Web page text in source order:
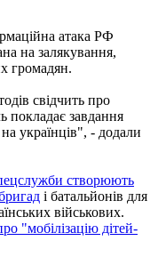
атака РФ
на залякування,
громадян.
свідчить про
покладає завдання
українців", - додали
створюють
і батальйонів для
військових.
"мобілізацію дітей-